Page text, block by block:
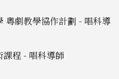
粵劇教學協作計劃 - 唱科導
程 - 唱科導師